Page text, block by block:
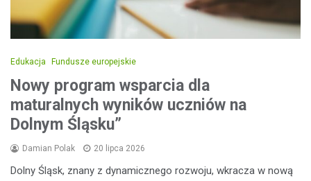
Edukacja Fundusze europejskie
Nowy program wsparcia dla
maturalnych wyników uczniów na
Dolnym Śląsku”
Damian Polak 20 lipca 2026
Dolny Śląsk, znany z dynamicznego rozwoju, wkracza w nową